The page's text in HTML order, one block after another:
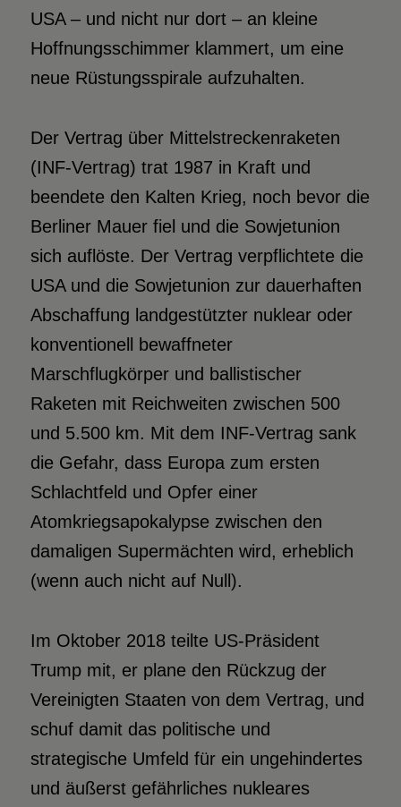
USA – und nicht nur dort – an kleine
Hoffnungsschimmer klammert, um eine
neue Rüstungs­spirale aufzuhalten.
Der Vertrag über Mittelstreckenraketen
(INF-Vertrag) trat 1987 in Kraft und
beendete den Kalten Krieg, noch bevor die
Berliner Mauer fiel und die Sowjetunion
sich auflöste. Der Vertrag verpflichtete die
USA und die Sowjetunion zur dauerhaften
Abschaffung landgestützter nuklear oder
konventionell bewaffneter
Marschflugkörper und ballistischer
Raketen mit Reichweiten zwischen 500
und 5.500 km. Mit dem INF-Vertrag sank
die Gefahr, dass Europa zum ersten
Schlachtfeld und Opfer einer
Atomkriegsapokalypse zwischen den
damaligen Supermächten wird, erheblich
(wenn auch nicht auf Null).
Im Oktober 2018 teilte US-Präsident
Trump mit, er plane den Rückzug der
Vereinigten Staaten von dem Vertrag, und
schuf damit das politische und
strategische Umfeld für ein ungehindertes
und äußerst gefährliches nukleares